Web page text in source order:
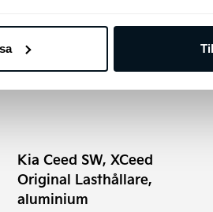
Kia Ceed SW, XCeed
Original Lasthållare,
aluminium